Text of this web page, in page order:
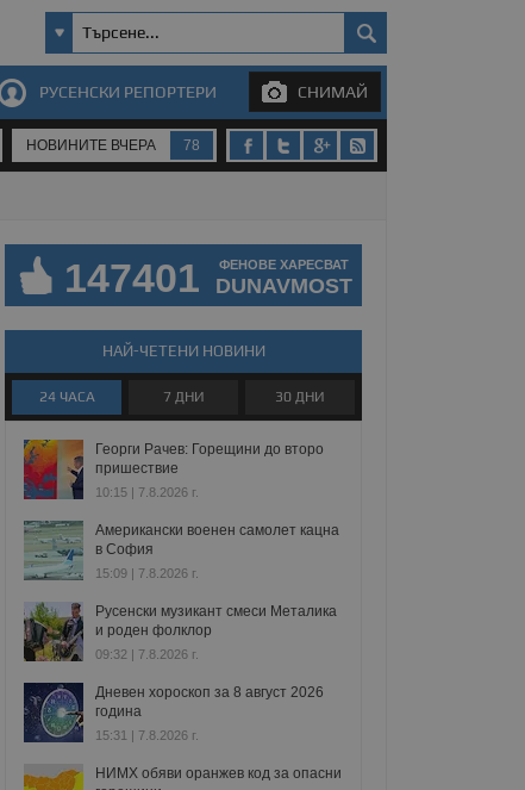
РУСЕНСКИ РЕПОРТЕРИ СНИМАЙ
НОВИНИТЕ ВЧЕРА 78
147401 ФЕНОВЕ ХАРЕСВАТ
DUNAVMOST
НАЙ-ЧЕТЕНИ НОВИНИ
24 ЧАСА 7 ДНИ 30 ДНИ
Георги Рачев: Горещини до второ
пришествие
10:15 | 7.8.2026 г.
Американски военен самолет кацна
в София
15:09 | 7.8.2026 г.
Русенски музикант смеси Металика
и роден фолклор
09:32 | 7.8.2026 г.
Дневен хороскоп за 8 август 2026
година
15:31 | 7.8.2026 г.
НИМХ обяви оранжев код за опасни